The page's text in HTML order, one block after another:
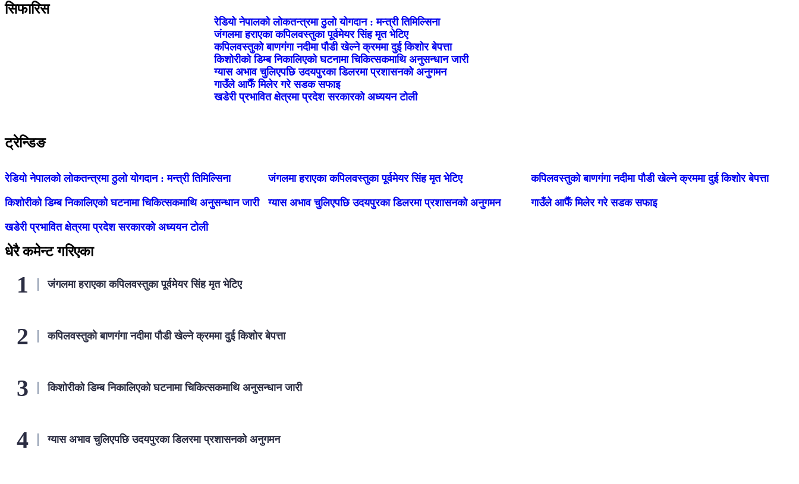
सिफारिस
रेडियो नेपालको लोकतन्त्रमा ठुलो योगदान : मन्त्री तिमिल्सिना
जंगलमा हराएका कपिलवस्तुका पूर्वमेयर सिंह मृत भेटिए
कपिलवस्तुको बाणगंगा नदीमा पौडी खेल्ने क्रममा दुई किशोर बेपत्ता
किशोरीको डिम्ब निकालिएको घटनामा चिकित्सकमाथि अनुसन्धान जारी
ग्यास अभाव चुलिएपछि उदयपुरका डिलरमा प्रशासनको अनुगमन
गाउँले आफैँ मिलेर गरे सडक सफाइ
खडेरी प्रभावित क्षेत्रमा प्रदेश सरकारको अध्ययन टोली
ट्रेन्डिङ
रेडियो नेपालको लोकतन्त्रमा ठुलो योगदान : मन्त्री तिमिल्सिना जंगलमा हराएका कपिलवस्तुका पूर्वमेयर सिंह मृत भेटिए कपिलवस्तुको बाणगंगा नदीमा पौडी खेल्ने क्रममा दुई किशोर बेपत्ता
किशोरीको डिम्ब निकालिएको घटनामा चिकित्सकमाथि अनुसन्धान जारी ग्यास अभाव चुलिएपछि उदयपुरका डिलरमा प्रशासनको अनुगमन गाउँले आफैँ मिलेर गरे सडक सफाइ
खडेरी प्रभावित क्षेत्रमा प्रदेश सरकारको अध्ययन टोली
धेरै कमेन्ट गरिएका
जंगलमा हराएका कपिलवस्तुका पूर्वमेयर सिंह मृत भेटिए
कपिलवस्तुको बाणगंगा नदीमा पौडी खेल्ने क्रममा दुई किशोर बेपत्ता
किशोरीको डिम्ब निकालिएको घटनामा चिकित्सकमाथि अनुसन्धान जारी
ग्यास अभाव चुलिएपछि उदयपुरका डिलरमा प्रशासनको अनुगमन